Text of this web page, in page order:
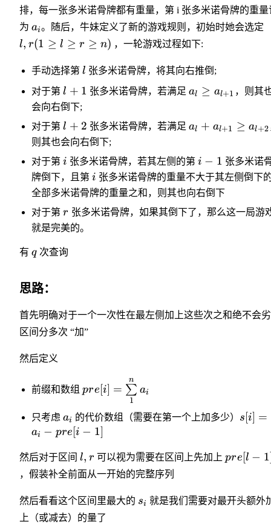
排，每一张多米诺骨牌都有重量，第 i 张多米诺骨牌的重量
为 ai。随后，牛妹定义了新的游戏规则，初始时她会选定
l, r(1 ≥ l ≥ r ≥ n) ，一轮游戏过程如下:
手动选择第 l 张多米诺骨牌，将其向右推倒;
对于第 l + 1 张多米诺骨牌，若满足 al ≥ al+1 ，则其
会向右倒下;
对于第 l + 2 张多米诺骨牌，若满足 al + al+1 ≥ al+2
则其也会向右倒下;
对于第 i 张多米诺骨牌，若其左侧的第 i − 1 张多米诺
牌倒下，且第 i 张多米诺骨牌的重量不大于其左侧倒下
全部多米诺骨牌的重量之和，则其也向右倒下
对于第 r 张多米诺骨牌，如果其倒下了，那么这一局游
就是完美的。
有 q次查询
思路：
首先明确对于一个一次性在最左侧加上这些次之和绝不会
区间分多次 “加”
然后定义
前缀和数组 pre [i] =
1
∑
n
ai
只考虑 ai 的代价数组（需要在第一个上加多少） s [i] =
ai − pre [i − 1]
然后对于区间 l, r 可以视为需要在区间上先加上pre [l − 1
，假装补全前面从一开始的完整序列
然后看看这个区间里最大的 si 就是我们需要对最开头额外
上（或减去）的量了